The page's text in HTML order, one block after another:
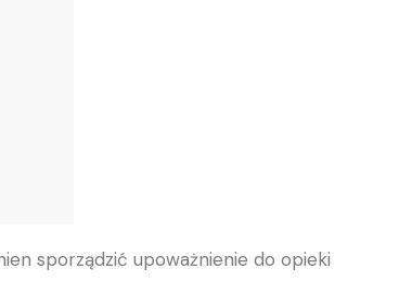
sporządzić upoważnienie do opieki